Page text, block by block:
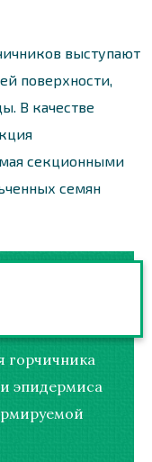
выступают
поверхности,
В качестве
секционными
семян
горчичника
эпидермиса